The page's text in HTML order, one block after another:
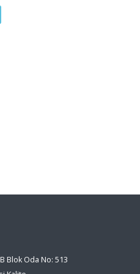
Blok Oda No: 513